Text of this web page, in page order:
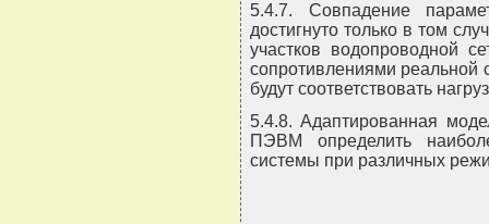
5.4.7. Совпадение
достигнуто только в том
участков водопроводной
сопротивлениями реальной
будут соответствовать
5.4.8. Адаптированная
ПЭВМ определить
системы при различных